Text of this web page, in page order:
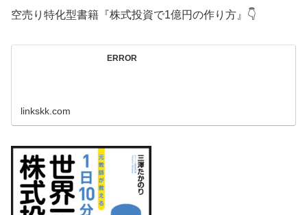
空売り特化型書籍『株式投資で1億円の作り方』👇
ERROR
linkskk.com